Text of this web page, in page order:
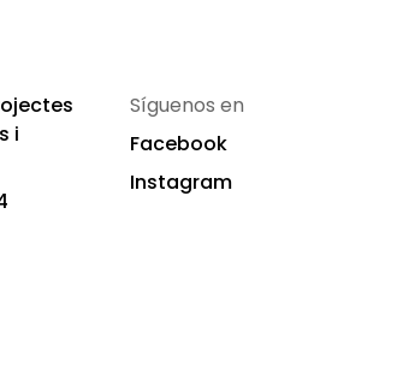
i
Síguenos en
Facebook
Instagram